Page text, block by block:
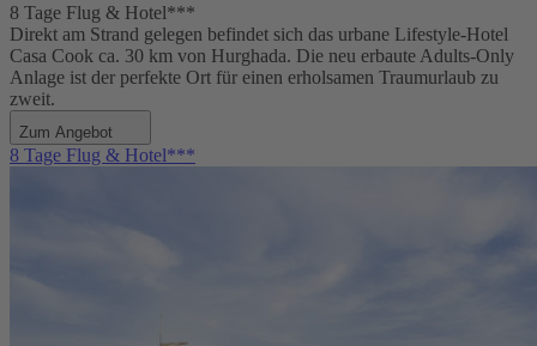
8 Tage Flug & Hotel***
Direkt am Strand gelegen befindet sich das urbane Lifestyle-Hotel
Casa Cook ca. 30 km von Hurghada. Die neu erbaute Adults-Only
Anlage ist der perfekte Ort für einen erholsamen Traumurlaub zu
zweit.
Zum Angebot
8 Tage Flug & Hotel***